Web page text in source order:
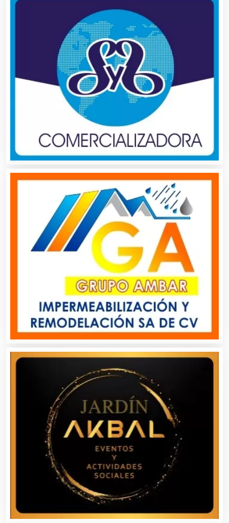
Artículos Deportivos
Artículos Importados
Artículos para el Hogar
Artículos para Regalos
Artículos Personales
Artículos Publicitarios
Aseguradoras
Asesores Técnicos
Asesoría Fiscal
Asociaciones Civiles
Asociaciones Empresariales
Audio, Sonido e Iluminación
Audios para Eventos